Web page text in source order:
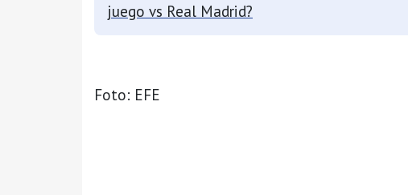
juego vs Real Madrid?
Foto: EFE